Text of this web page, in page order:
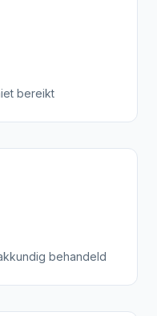
bereikt
behandeld